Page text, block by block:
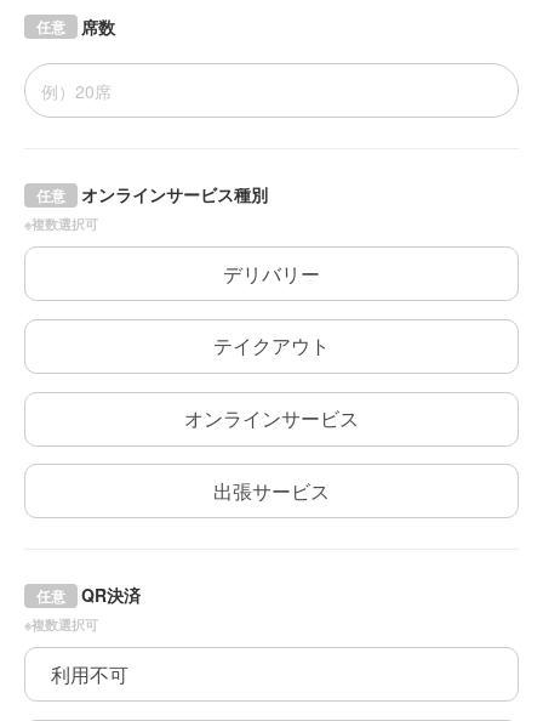
席数
任意
オンラインサービス種別
任意
※複数選択可
デリバリー
テイクアウト
オンラインサービス
出張サービス
QR決済
任意
※複数選択可
利用不可